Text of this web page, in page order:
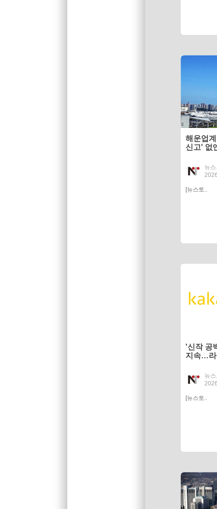
해운업
신고' 없
뉴
[뉴스토..
'신작 공
지속…라
뉴
[뉴스토..